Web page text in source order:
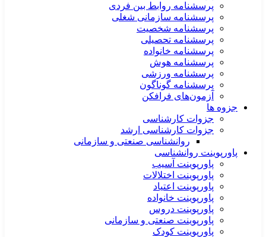
پرسشنامه روابط بین فردی
پرسشنامه سازمانی شغلی
پرسشنامه شخصیت
پرسشنامه تحصیلی
پرسشنامه خانواده
پرسشنامه هوش
پرسشنامه ورزشی
پرسشنامه گوناگون
آزمون‌های فرافکن
جزوه ها
جزوات کارشناسی
جزوات کارشناسی ارشد
روانشناسی صنعتی و سازمانی
پاورپوینت روانشناسی
پاورپوینت آسیب
پاورپوینت اختلالات
پاورپوینت اعتیاد
پاورپوینت خانواده
پاورپوینت دروس
پاورپوینت صنعتی و سازمانی
پاورپوینت کودک